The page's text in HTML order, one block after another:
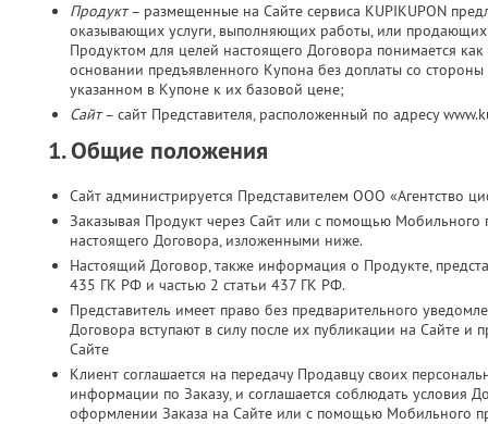
Продукт– размещенные на Сайте сервиса KUPIKUPON
оказывающих услуги, выполняющих работы, или
Продуктом для целей настоящего Договора понимается
основании предъявленного Купона без доплаты со
указанном в Купоне к их базовой цене;
Сайт– сайт Представителя, расположенный по адресу
1. Общие положения
Сайт администрируется Представителем ООО «Агентство
Заказывая Продукт через Сайт или с помощью Мобильного
настоящего Договора, изложенными ниже.
Настоящий Договор, также информация о Продукте,
435 ГК РФ и частью 2 статьи 437 ГК РФ.
Представитель имеет право без предварительного
Договора вступают в силу после их публикации на Сайте
Сайте
Клиент соглашается на передачу Продавцу своих
информации по Заказу, и соглашается соблюдать условия
оформлении Заказа на Сайте или с помощью Мобильного